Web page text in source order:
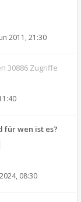
2011, 21:30
30886 Zugriffe
für wen ist es?
08:30